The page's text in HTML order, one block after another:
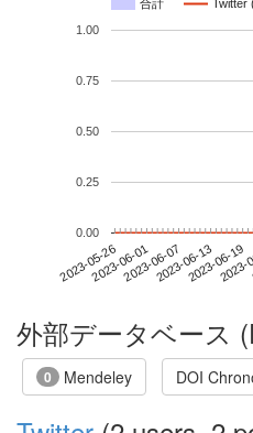
合計 Twitter
2023-05-262023-06-012023-06-072023-06-132023-06-19
0.00
0.25
0.50
0.75
1.00
外部データベース
0 Mendeley DOI